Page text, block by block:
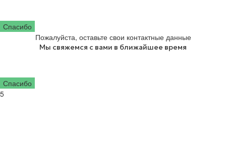
Спасибо
Пожалуйста, оставьте свои контактные данные
Мы свяжемся с вами в ближайшее время
Спасибо
5